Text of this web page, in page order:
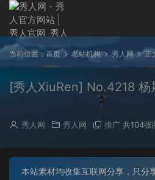
当前位置： 首页 名站机构 秀人网 正
[秀人XiuRen] No.4218 杨
秀人网 秀人网 推广 共104张
本站素材均收集互联网分享，只分